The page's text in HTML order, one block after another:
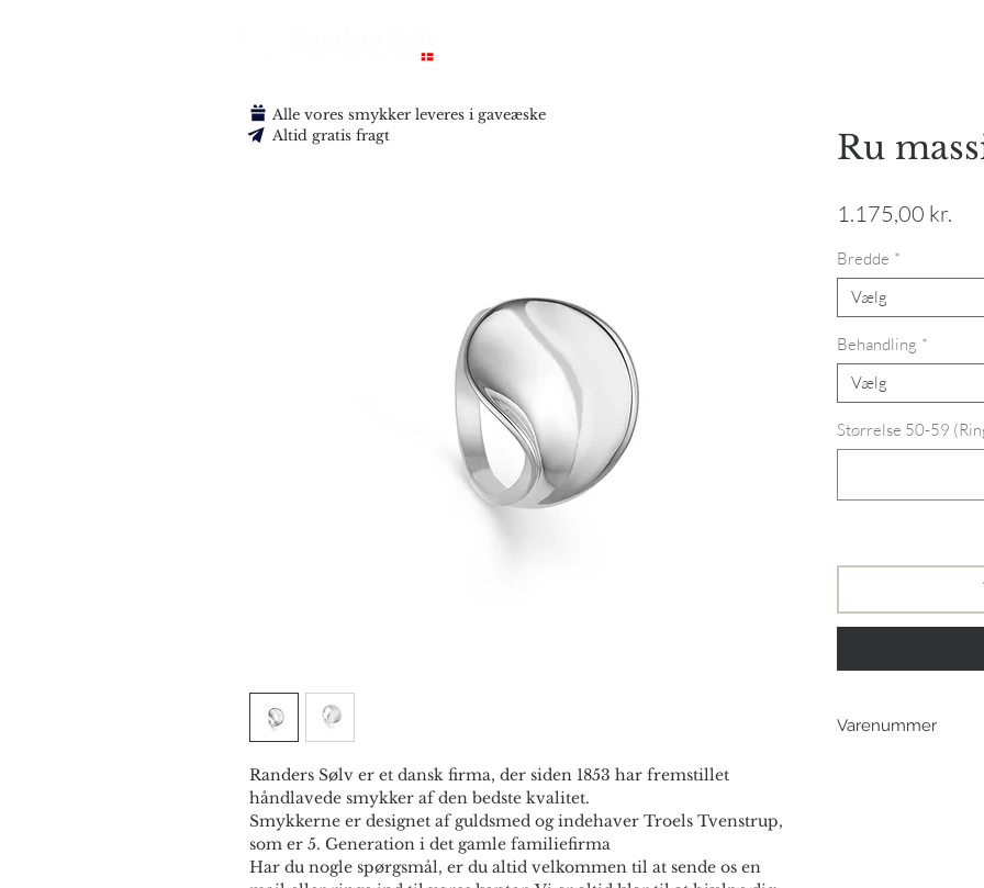
Randers Sølv er et dansk firma, der siden 1853 har fremstillet
håndlavede smykker af den bedste kvalitet.
Smykkerne er designet af guldsmed og indehaver Troels Tvenstrup,
som er 5. Generation i det gamle familiefirma
Har du nogle spørgsmål, er du altid velkommen til at sende os en
Ru
1.175,00 kr.
Bredde *
Vælg
Behandling *
Vælg
Størrelse 50-59
Varenummer
Alle vores smykker leveres i gaveæske
Altid gratis fragt